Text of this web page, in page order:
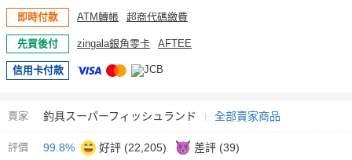
即時付款 ATM轉帳 超商代碼繳費
先買後付 zingala銀角零卡 AFTEE
信用卡付款
賣家 釣具スーパーフィッシュランド 全部賣家商品
評價 99.8% 好評 (22,205) 差評 (39)